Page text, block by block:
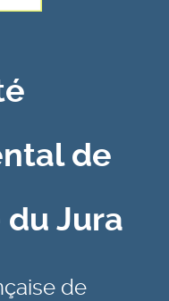
de
Jura
de